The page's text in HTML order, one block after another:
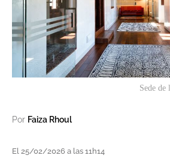
Sede de
Por Faiza Rhoul
El 25/02/2026 a las 11h14